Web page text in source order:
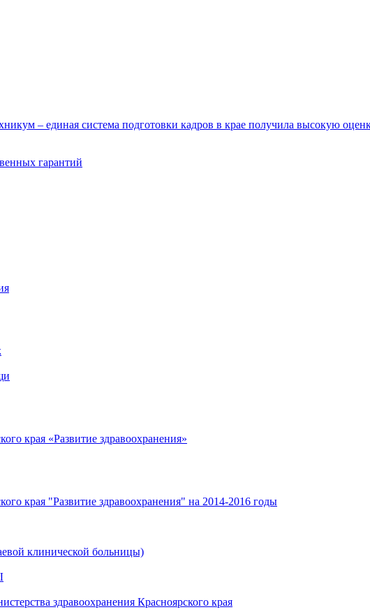
– единая система подготовки кадров в крае получила высокую
гарантий
края «Развитие здравоохранения»
края "Развитие здравоохранения" на 2014-2016 годы
клинической больницы)
здравоохранения Красноярского края